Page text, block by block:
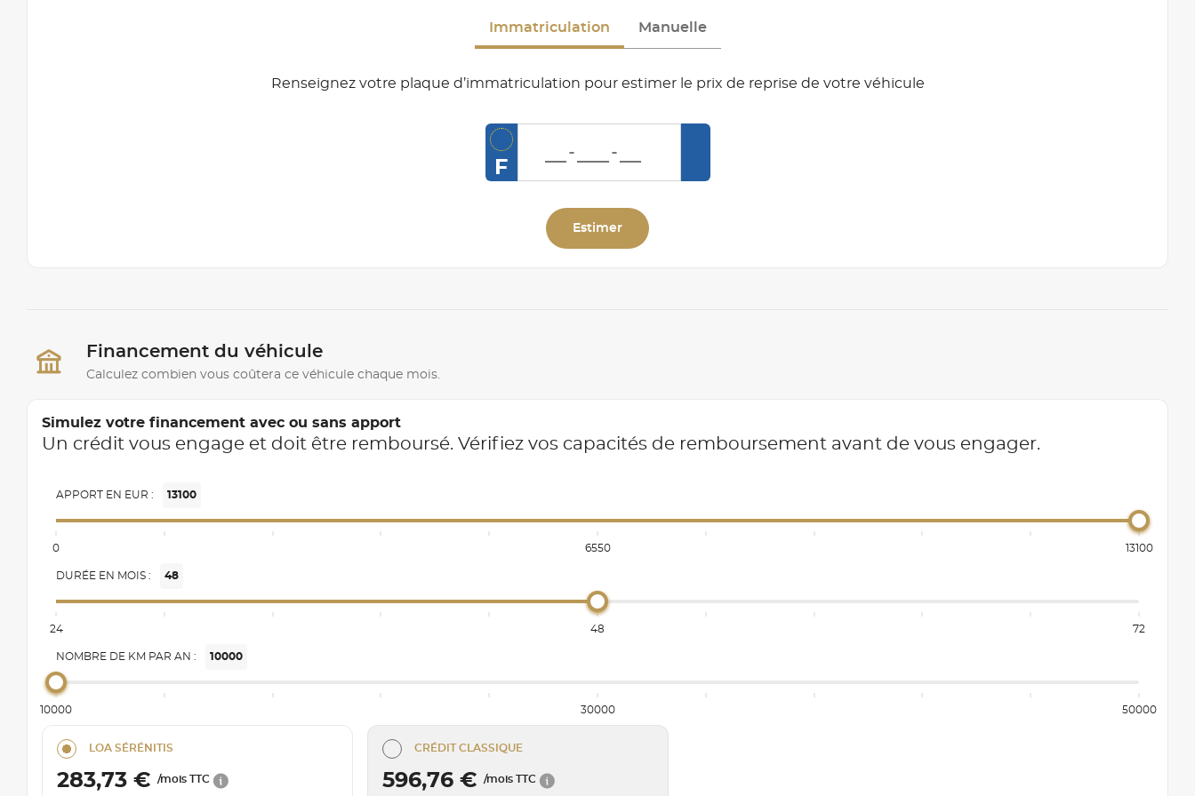
Immatriculation Manuelle
Renseignez votre plaque d’immatriculation pour estimer le prix de reprise de votre véhicule
F
Estimer
Financement du véhicule
Calculez combien vous coûtera ce véhicule chaque mois.
Simulez votre financement avec ou sans apport
Un crédit vous engage et doit être remboursé. Vérifiez vos capacités de remboursement avant de vous engager.
APPORT EN EUR : 13100
0 6550 13100
DURÉE EN MOIS : 48
24 48 72
NOMBRE DE KM PAR AN : 10000
10000 30000 50000
LOA SÉRÉNITIS
283,73 €/mois TTC
CRÉDIT CLASSIQUE
596,76 €/mois TTC